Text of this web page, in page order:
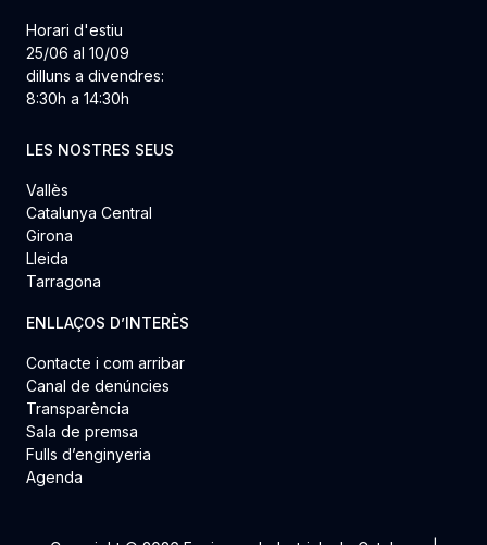
Horari d'estiu
25/06 al 10/09
dilluns a divendres:
8:30h a 14:30h
LES NOSTRES SEUS
Vallès
Catalunya Central
Girona
Lleida
Tarragona
ENLLAÇOS D’INTERÈS
Contacte i com arribar
Canal de denúncies
Transparència
Sala de premsa
Fulls d’enginyeria
Agenda